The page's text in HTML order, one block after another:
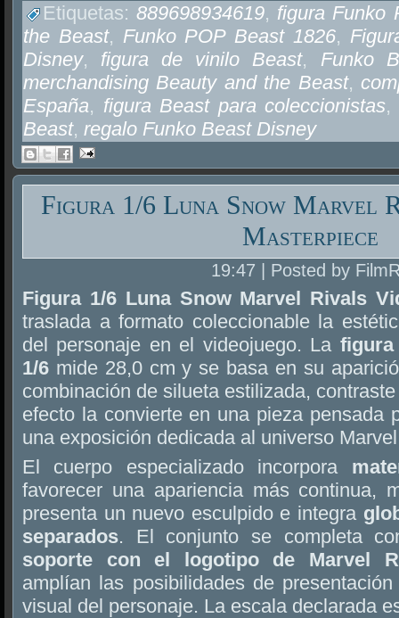
Etiquetas:889698934619, figura Funko
the Beast, Funko POP Beast 1826,
Disney, figura de vinilo Beast, Funko
merchandising Beauty and the Beast,
España, figura Beast para coleccionistas
Beast, regalo Funko Beast Disney
Figura 1/6 Luna Snow Marvel
Masterpiece
19:47 | Posted by
Figura 1/6 Luna Snow Marvel Rivals
traslada a formato coleccionable la
del personaje en el videojuego. La figura
1/6 mide 28,0 cm y se basa en su
combinación de silueta estilizada,
efecto la convierte en una pieza pensada
una exposición dedicada al universo
El cuerpo especializado incorpora
favorecer una apariencia más continua,
presenta un nuevo esculpido e integra
separados. El conjunto se completa
soporte con el logotipo de Marvel
amplían las posibilidades de
visual del personaje. La escala declarada